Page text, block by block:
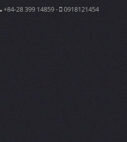
+84-28 399 14859 -
0918121454